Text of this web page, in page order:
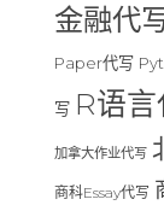
金融代
Paper代写
写 R语言
加拿大作业代写
商科Essay代写